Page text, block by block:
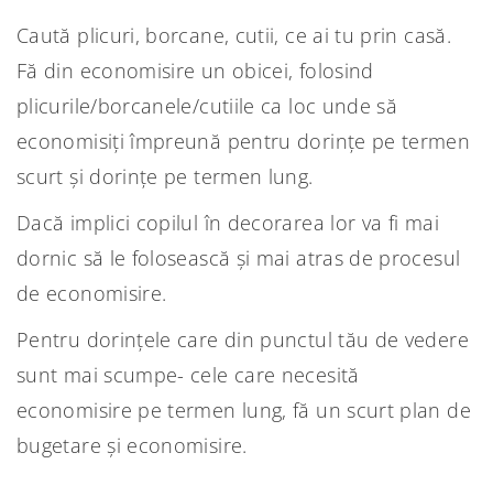
Caută plicuri, borcane, cutii, ce ai tu prin casă.
Fă din economisire un obicei, folosind
plicurile/borcanele/cutiile ca loc unde să
economisiți împreună pentru dorințe pe termen
scurt și dorințe pe termen lung.
Dacă implici copilul în decorarea lor va fi mai
dornic să le folosească și mai atras de procesul
de economisire.
Pentru dorințele care din punctul tău de vedere
sunt mai scumpe- cele care necesită
economisire pe termen lung, fă un scurt plan de
bugetare și economisire.